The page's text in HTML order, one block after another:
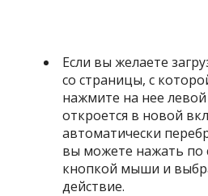
Если вы желаете
со страницы, с
нажмите на нее
откроется в новой
автоматически
вы можете нажать по
кнопкой мыши и
действие.